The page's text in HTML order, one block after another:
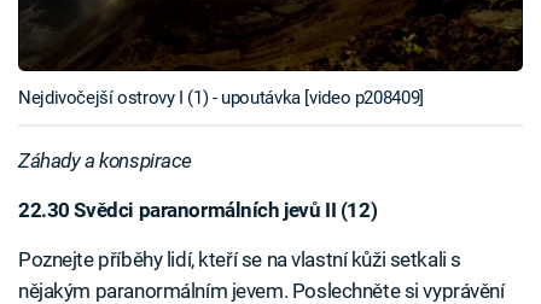
Nejdivočejší ostrovy I (1) - upoutávka [video p208409]
Záhady a konspirace
22.30 Svědci paranormálních jevů II (12)
Poznejte příběhy lidí, kteří se na vlastní kůži setkali s
nějakým paranormálním jevem. Poslechněte si vyprávění